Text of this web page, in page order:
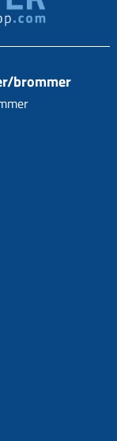
brommer